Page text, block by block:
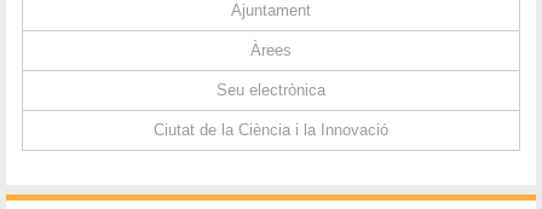
Ajuntament
Àrees
Seu electrònica
Ciutat de la Ciència i la Innovació